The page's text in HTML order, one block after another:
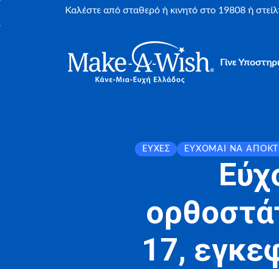
Καλέστε από σταθερό ή κινητό στο 19808 ή
Γίνε
ΕΥΧΈΣ ΕΎΧΟΜΑΙ ΝΑ
17,